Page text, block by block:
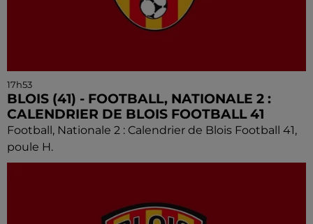
17h53
BLOIS (41) - FOOTBALL, NATIONALE 2 :
CALENDRIER DE BLOIS FOOTBALL 41
Football, Nationale 2 : Calendrier de Blois Football 41,
poule H.